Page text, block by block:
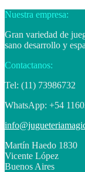
Nuestra empresa:
Gran variedad de
sano desarrollo y
Contactanos:
Tel: (11) 73986732
WhatsApp: +54
Martín Haedo 1830
Vicente López
Buenos Aires